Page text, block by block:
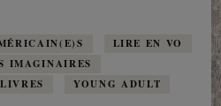
LIRE EN VO
IMAGINAIRES
YOUNG ADULT